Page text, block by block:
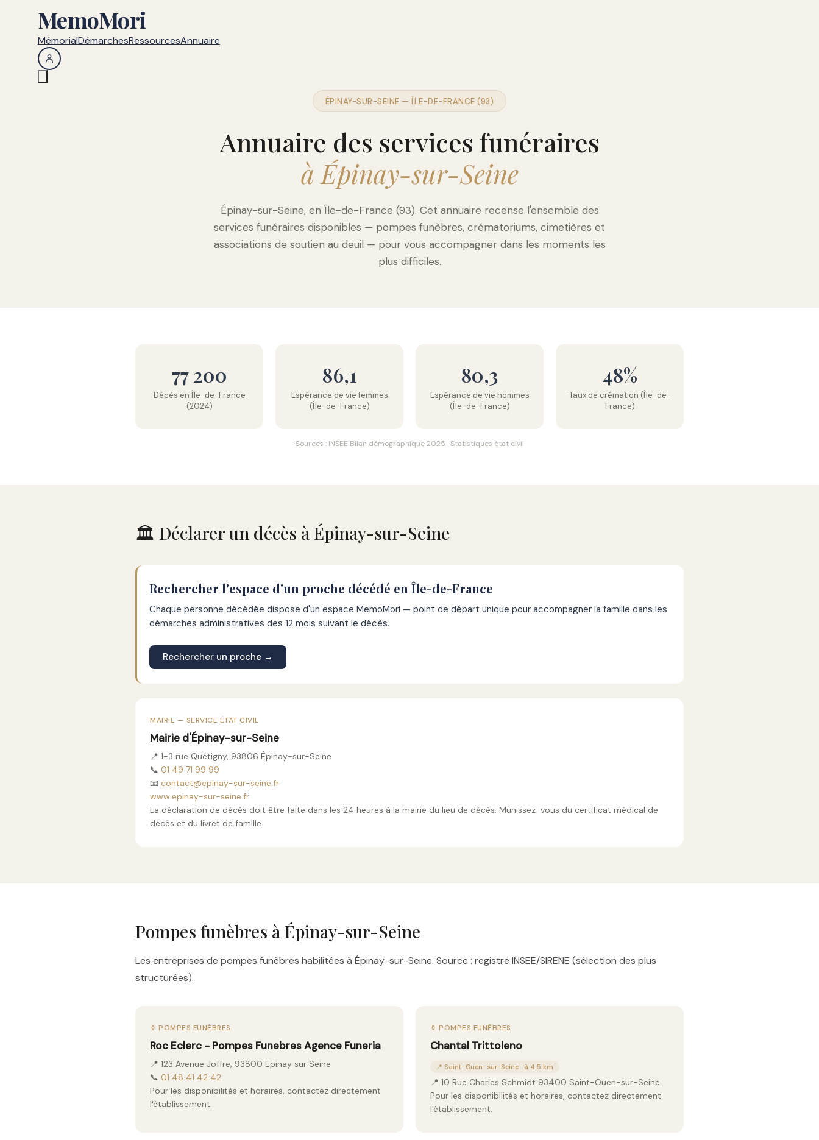
MemoMori
MémorialDémarchesRessourcesAnnuaire
ÉPINAY-SUR-SEINE — ÎLE-DE-FRANCE (93)
Annuaire des services funéraires
à Épinay-sur-Seine
Épinay-sur-Seine, en Île-de-France (93). Cet annuaire recense l'ensemble des
services funéraires disponibles — pompes funèbres, crématoriums, cimetières et
associations de soutien au deuil — pour vous accompagner dans les moments les
plus difficiles.
77 200
Décès en Île-de-France
(2024)
86,1
Espérance de vie femmes
(Île-de-France)
80,3
Espérance de vie hommes
(Île-de-France)
48%
Taux de crémation (Île-de-
France)
Sources : INSEE Bilan démographique 2025 · Statistiques état civil
🏛️ Déclarer un décès à Épinay-sur-Seine
Rechercher l'espace d'un proche décédé en Île-de-France
Chaque personne décédée dispose d'un espace MemoMori — point de départ unique pour accompagner la famille dans les
démarches administratives des 12 mois suivant le décès.
Rechercher un proche →
MAIRIE — SERVICE ÉTAT CIVIL
Mairie d'Épinay-sur-Seine
📍 1-3 rue Quétigny, 93806 Épinay-sur-Seine
📞 01 49 71 99 99
📧 contact@epinay-sur-seine.fr
www.epinay-sur-seine.fr
La déclaration de décès doit être faite dans les 24 heures à la mairie du lieu de décès. Munissez-vous du certificat médical de
décès et du livret de famille.
Pompes funèbres à Épinay-sur-Seine
Les entreprises de pompes funèbres habilitées à Épinay-sur-Seine. Source : registre INSEE/SIRENE (sélection des plus
structurées).
⚱️ POMPES FUNÈBRES
Roc Eclerc - Pompes Funebres Agence Funeria
📍 123 Avenue Joffre, 93800 Epinay sur Seine
📞 01 48 41 42 42
Pour les disponibilités et horaires, contactez directement
l'établissement.
⚱️ POMPES FUNÈBRES
Chantal Trittoleno
📍 Saint-Ouen-sur-Seine · à 4.5 km
📍 10 Rue Charles Schmidt 93400 Saint-Ouen-sur-Seine
Pour les disponibilités et horaires, contactez directement
l'établissement.